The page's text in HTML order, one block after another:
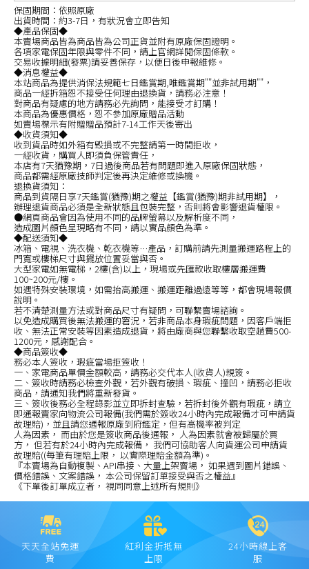
保固期間：依照原廠
出貨時間：約3-7日，有狀況會立即告知
◆產品保固◆
本賣場商品皆為商品皆為公司正貨並附有原廠保固證明。
各項家電保固年限與零件不同，請上官網詳閱保固條款。
交易收據明細(發票)請妥善保存，以便日後申報維修。
◆消息權益◆
本站商品為提供消保法規範七日鑑賞期,唯鑑賞期""並非試用期""，
商品一經拆箱恕不接受任何理由退換貨，請務必注意！
對商品有疑慮的地方請務必先詢問，能接受才訂購！
本商品為優惠價格，恕不參加原廠贈品活動
如賣場標示有附贈贈品預計7-14工作天後寄出
◆收貨須知◆
收到貨品時如外箱有毀損或不完整請第一時間拒收，
一經收貨，購買人即須負保管責任，
本店有7天猶豫期，7日過後商品若有問題即進入原廠保固狀態，
商品都需經原廠技師判定後再決定維修或換機。
退換貨須知：
商品到貨隔日享7天鑑賞(猶豫)期之權益【鑑賞(猶豫)期非試用期】，
辦理退貨商品必須是全新狀態且包裝完整，否則將會影響退貨權限。
●網頁商品會因為使用不同的品牌螢幕以及解析度不同，
造成圖片顏色呈現略有不同，請以實品顏色為準。
◆配送須知◆
冰箱、電視、洗衣機、乾衣機等…產品，訂購前請先測量搬運路程上的
門寬或樓梯尺寸與擺放位置妥當與否。
大型家電如無電梯，2樓(含)以上，現場或先匯款收取樓層搬運費
100~200元/樓。
如遇特殊安裝環境，如需抬高搬運、搬運距離過遠等等，都會現場報價
說明。
若不清楚測量方法或對商品尺寸有疑問，可聯繫賣場諮詢。
以免造成購買後無法搬運的窘況，若非商品本身瑕疵問題，因客戶端拒
收、無法正常安裝等因素造成退貨，將由廠商與您聯繫收取空趟費500-
1200元，感謝配合。
◆商品簽收◆
務必本人簽收，瑕疵當場拒簽收！
一、家電商品單價金額較高，請務必交代本人(收貨人)親簽。
二、簽收時請務必檢查外觀，若外觀有破損、瑕疵、撞凹，請務必拒收
商品，請通知我們將重新發貨。
三、簽收後務必全程錄影並立即拆封查驗，若拆封後外觀有瑕疵，請立
即通報賣家向物流公司報備(我們需於簽收24小時內完成報備才可申請貨
故理賠)，並且請您通報原廠到府鑑定，但有高機率被判定
人為因素， 而由於您是簽收商品後通報， 人為因素就會被歸屬於買
方， 但若有於24小時內完成報備， 我們可協助客人向貨運公司申請貨
故理賠((每筆有理賠上限， 以實際理賠金額為準)。
『本賣場為自動複製、API串接、大量上架賣場， 如果遇到圖片錯誤、
價格錯誤、文案錯誤， 本公司保留訂單接受與否之權益』
《下單後訂單成立者， 視同同意上述所有規則》
天天全站免運
費
紅利金折抵無
上限
24小時線上客
服